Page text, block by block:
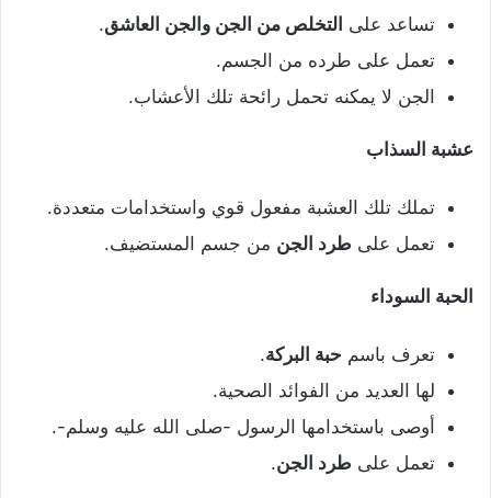
تساعد على التخلص من الجن والجن العاشق.
تعمل على طرده من الجسم.
الجن لا يمكنه تحمل رائحة تلك الأعشاب.
عشبة السذاب
تملك تلك العشبة مفعول قوي واستخدامات متعددة.
تعمل على طرد الجن من جسم المستضيف.
الحبة السوداء
تعرف باسم حبة البركة.
لها العديد من الفوائد الصحية.
أوصى باستخدامها الرسول -صلى الله عليه وسلم-.
تعمل على طرد الجن.